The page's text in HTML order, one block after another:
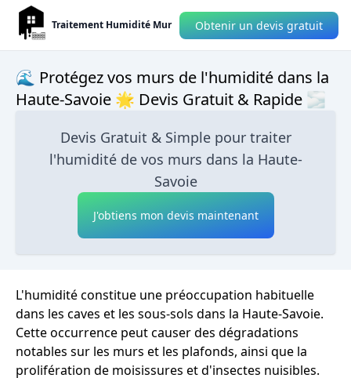
Traitement Humidité Mur Obtenir un devis gratuit
🌊 Protégez vos murs de l'humidité dans la
Haute-Savoie 🌟 Devis Gratuit & Rapide 🌫
Devis Gratuit & Simple pour traiter
l'humidité de vos murs dans la Haute-
Savoie
J'obtiens mon devis maintenant
L'humidité constitue une préoccupation habituelle
dans les caves et les sous-sols dans la Haute-Savoie.
Cette occurrence peut causer des dégradations
notables sur les murs et les plafonds, ainsi que la
prolifération de moisissures et d'insectes nuisibles.